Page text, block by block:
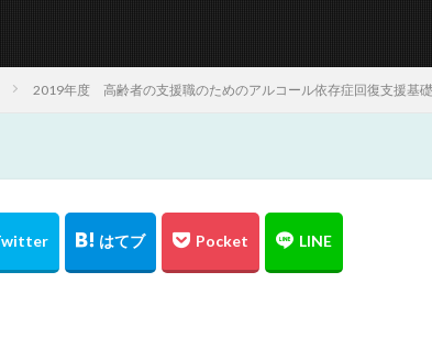
2019年度 高齢者の支援職のためのアルコール依存症回復支援基